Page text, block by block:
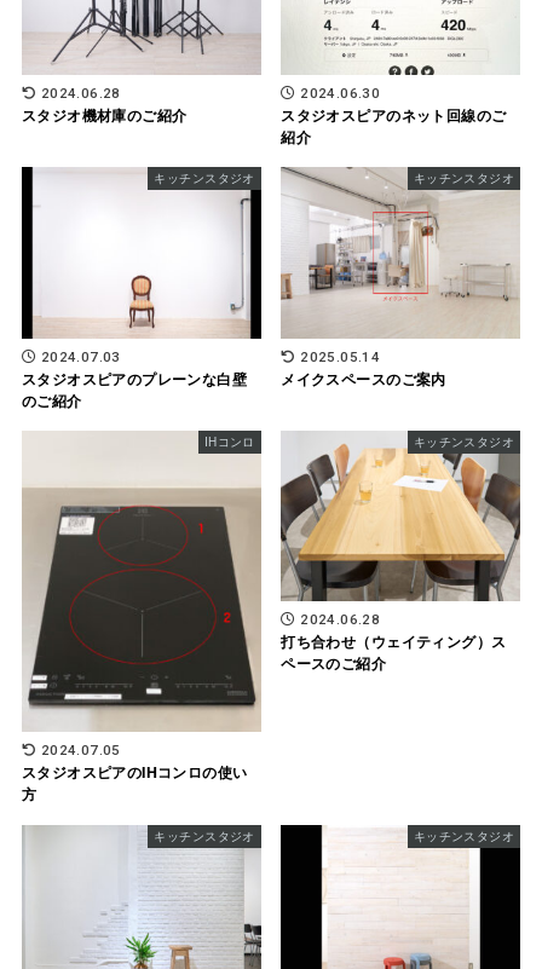
2024.06.28
スタジオ機材庫のご紹介
2024.06.30
スタジオスピアのネット回線のご
紹介
キッチンスタジオ
2024.07.03
スタジオスピアのプレーンな白壁
のご紹介
キッチンスタジオ
2025.05.14
メイクスペースのご案内
IHコンロ
2024.07.05
スタジオスピアのIHコンロの使い
方
キッチンスタジオ
2024.06.28
打ち合わせ（ウェイティング）ス
ペースのご紹介
キッチンスタジオ キッチンスタジオ